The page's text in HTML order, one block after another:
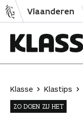
N
a
Vlaanderen
a
s
s
Klasse Klastips
ZO DOEN ZIJ HET